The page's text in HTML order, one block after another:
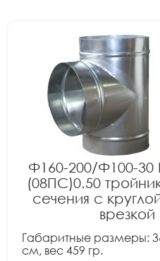
Ф160-200/Ф100-30
(08ПС)0.50
сечения с
врезкой
Габаритные размеры:
см, вес 459 гр.